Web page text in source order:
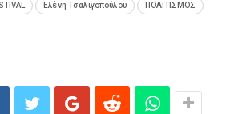
Ελένη Τσαλιγοπούλου ΠΟΛΙΤΙΣΜΟΣ